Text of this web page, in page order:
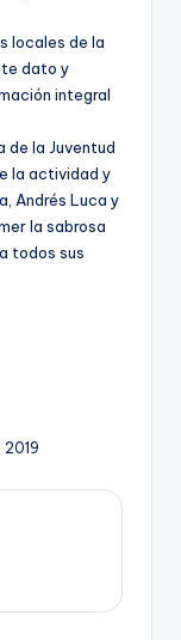
locales de la
dato y
integral
de la Juventud
la actividad y
Andrés Luca y
la sabrosa
todos sus